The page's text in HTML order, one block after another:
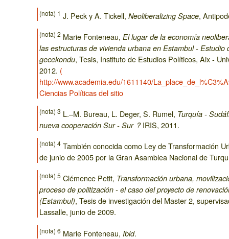
(nota) 1 J. Peck y A. Tickell, Neoliberalizing Space,
(nota) 2 Marie Fonteneau, El lugar de la economía
las estructuras de vivienda urbana en Estambul - Estudio
gecekondu, Tesis, Instituto de Estudios Políticos, Aix -
2012. (
http://www.academia.edu/1611140/
Ciencias Políticas del sitio
(nota) 3 L.–M. Bureau, L. Deger, S. Rumel, Turquía -
nueva cooperación Sur - Sur ?IRIS, 2011.
(nota) 4 También conocida como Ley de Transformación
de junio de 2005 por la Gran Asamblea Nacional de
(nota) 5 Clémence Petit, Transformación urbana,
proceso de politización - el caso del proyecto de
(Estambul), Tesis de investigación del Master 2,
Lassalle, junio de 2009.
(nota) 6 Marie Fonteneau, Ibid.